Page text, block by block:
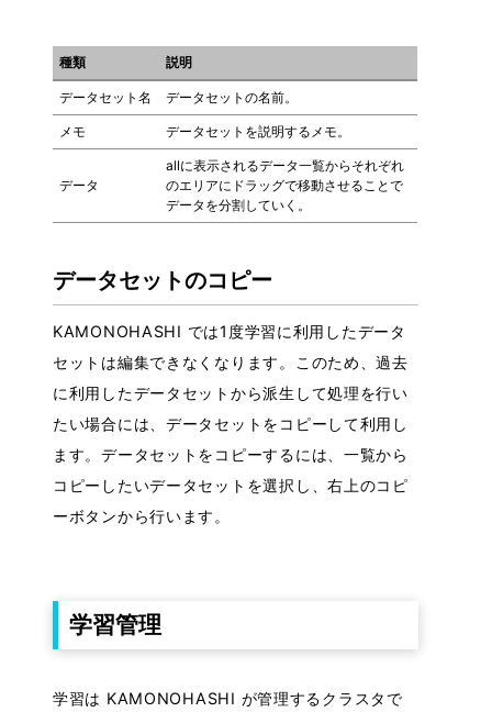
種類 説明
データセット名 データセットの名前。
メモ データセットを説明するメモ。
データ
allに表示されるデータ一覧からそれぞれ
のエリアにドラッグで移動させることで
データを分割していく。
データセットのコピー
KAMONOHASHI では1度学習に利用したデータ
セットは編集できなくなります。このため、過去
に利用したデータセットから派生して処理を行い
たい場合には、データセットをコピーして利用し
ます。データセットをコピーするには、一覧から
コピーしたいデータセットを選択し、右上のコピ
ーボタンから行います。
学習管理
学習は KAMONOHASHI が管理するクラスタで